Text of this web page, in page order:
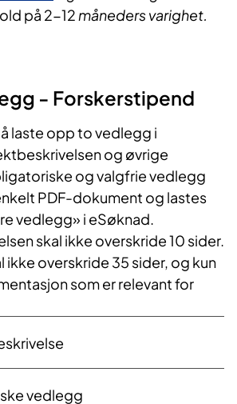
på 2-12 måneders varighet.
- Forskerstipend
laste opp to vedlegg i
og øvrige
og valgfrie vedlegg
PDF-dokument og lastes
vedlegg» i eSøknad.
skal ikke overskride 10 sider.
ikke overskride 35 sider, og kun
som er relevant for
vedlegg